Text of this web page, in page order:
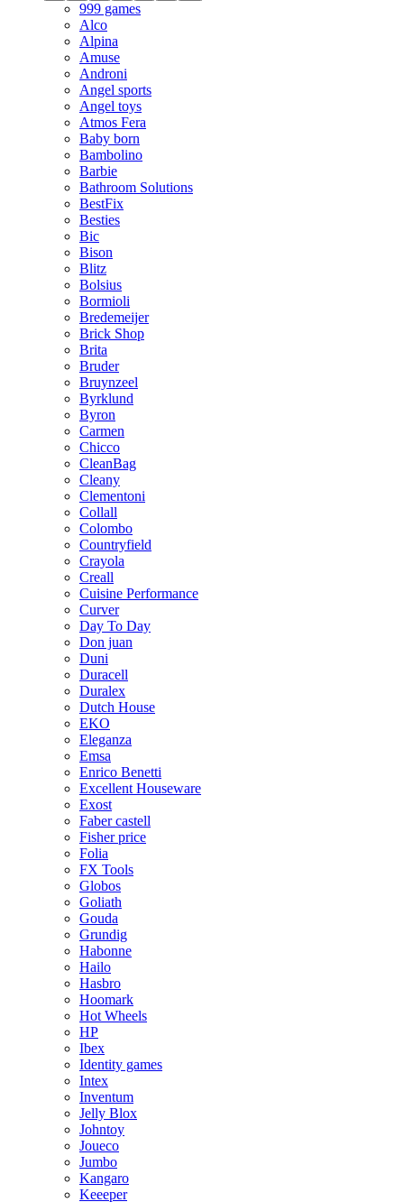
999 games
Alco
Alpina
Amuse
Androni
Angel sports
Angel toys
Atmos Fera
Baby born
Bambolino
Barbie
Bathroom Solutions
BestFix
Besties
Bic
Bison
Blitz
Bolsius
Bormioli
Bredemeijer
Brick Shop
Brita
Bruder
Bruynzeel
Byrklund
Byron
Carmen
Chicco
CleanBag
Cleany
Clementoni
Collall
Colombo
Countryfield
Crayola
Creall
Cuisine Performance
Curver
Day To Day
Don juan
Duni
Duracell
Duralex
Dutch House
EKO
Eleganza
Emsa
Enrico Benetti
Excellent Houseware
Exost
Faber castell
Fisher price
Folia
FX Tools
Globos
Goliath
Gouda
Grundig
Habonne
Hailo
Hasbro
Hoomark
Hot Wheels
HP
Ibex
Identity games
Intex
Inventum
Jelly Blox
Johntoy
Joueco
Jumbo
Kangaro
Keeeper